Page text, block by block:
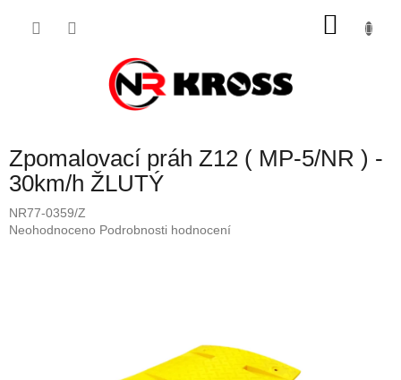
Zpomalovací práh Z12 ( MP-5/NR ) -
30km/h ŽLUTÝ
NR77-0359/Z
Průměrné
Neohodnoceno Podrobnosti hodnocení